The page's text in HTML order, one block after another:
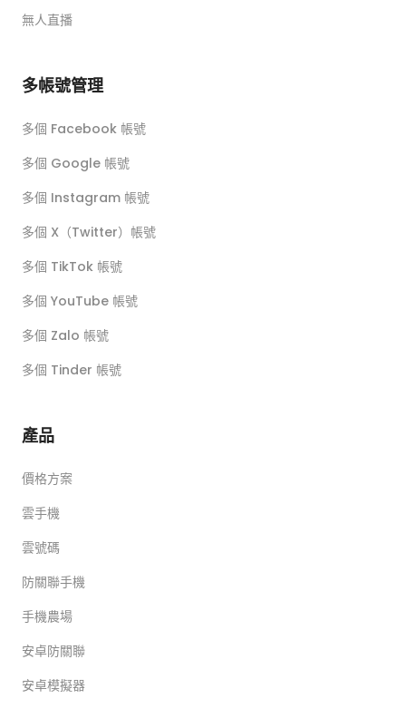
無人直播
多帳號管理
多個 Facebook 帳號
多個 Google 帳號
多個 Instagram 帳號
多個 X（Twitter）帳號
多個 TikTok 帳號
多個 YouTube 帳號
多個 Zalo 帳號
多個 Tinder 帳號
產品
價格方案
雲手機
雲號碼
防關聯手機
手機農場
安卓防關聯
安卓模擬器